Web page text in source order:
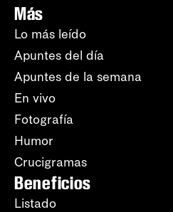
Más
Lo más leído
Apuntes del día
Apuntes de la semana
En vivo
Fotografía
Humor
Crucigramas
Beneficios
Listado